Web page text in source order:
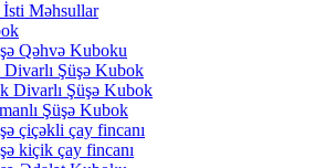
Məhsullar
Qəhvə Kuboku
Şüşə Kubok
Divarlı Şüşə Kubok
Şüşə Kubok
çiçəkli çay fincanı
kiçik çay fincanı